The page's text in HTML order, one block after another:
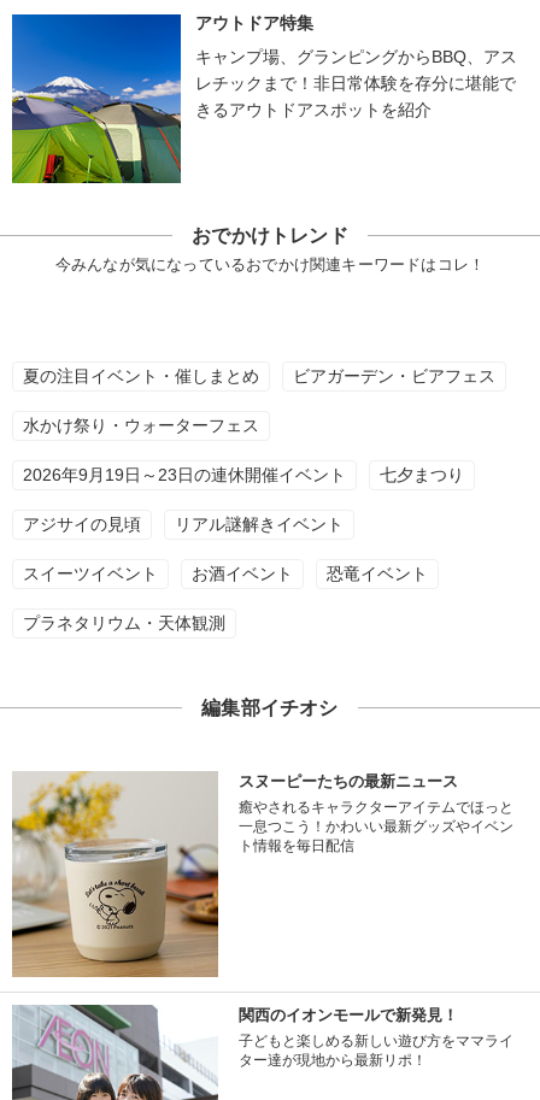
アウトドア特集
キャンプ場、グランピングからBBQ、アス
レチックまで！非日常体験を存分に堪能で
きるアウトドアスポットを紹介
おでかけトレンド
今みんなが気になっているおでかけ関連キーワードはコレ！
夏の注目イベント・催しまとめ ビアガーデン・ビアフェス
水かけ祭り・ウォーターフェス
2026年9月19日～23日の連休開催イベント 七夕まつり
アジサイの見頃 リアル謎解きイベント
スイーツイベント お酒イベント 恐竜イベント
プラネタリウム・天体観測
編集部イチオシ
スヌーピーたちの最新ニュース
癒やされるキャラクターアイテムでほっと
一息つこう！かわいい最新グッズやイベン
ト情報を毎日配信
関西のイオンモールで新発見！
子どもと楽しめる新しい遊び方をママライ
ター達が現地から最新リポ！